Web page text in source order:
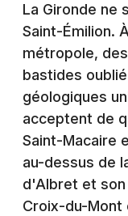
Foires & salons
Spectacles
Concerts
Sports
Soirées
Sorties famille
Montpellier
Nantes
Nice
Paris
Strasbourg
Toulouse
La Gironde ne
Saint-Émilion.
métropole,
bastides
géologiques
acceptent de
Saint-Macaire
au-dessus de
d'Albret et
Croix-du-